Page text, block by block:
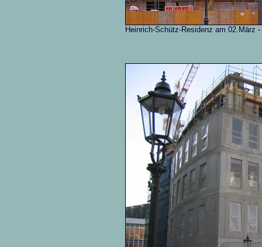
Heinrich-Schütz-Residenz am 02.März